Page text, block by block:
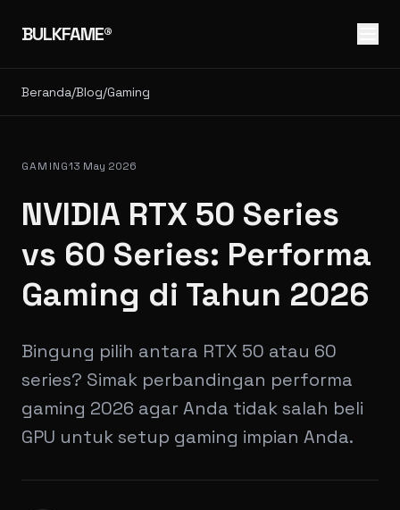
BULKFAME®
Beranda/Blog/Gaming
GAMING13 May 2026
NVIDIA RTX 50 Series
vs 60 Series: Performa
Gaming di Tahun 2026
Bingung pilih antara RTX 50 atau 60
series? Simak perbandingan performa
gaming 2026 agar Anda tidak salah beli
GPU untuk setup gaming impian Anda.